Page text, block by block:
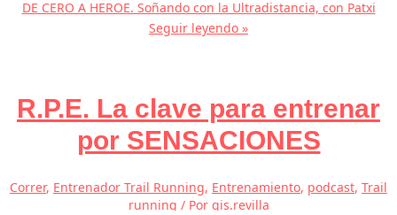
DE CERO A HEROE. Soñando con la Ultradistancia, con Patxi
Seguir leyendo »
R.P.E. La clave para entrenar
por SENSACIONES
Correr, Entrenador Trail Running, Entrenamiento, podcast, Trail
running / Por gis.revilla